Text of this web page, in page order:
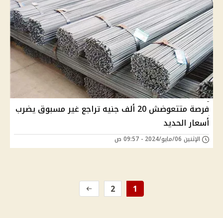
فرصة متتعوضش 20 ألف جنيه تراجع غير مسبوق يضرب
أسعار الحديد
الإثنين 06/مايو/2024 - 09:57 ص
1
2